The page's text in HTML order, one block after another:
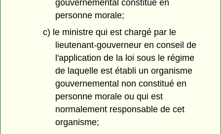
gouvernemental constitué en
personne morale;
c) le ministre qui est chargé par le
lieutenant-gouverneur en conseil de
l'application de la loi sous le régime
de laquelle est établi un organisme
gouvernemental non constitué en
personne morale ou qui est
normalement responsable de cet
organisme;